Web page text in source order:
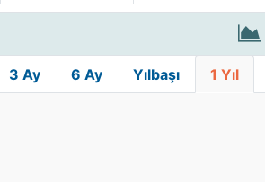
3 Ay 6 Ay Yılbaşı 1 Yıl